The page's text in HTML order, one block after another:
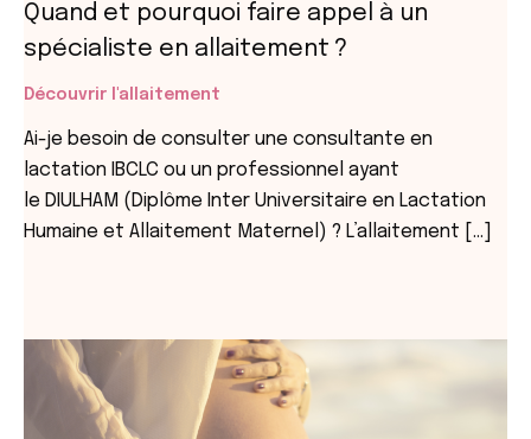
Quand et pourquoi faire appel à un
spécialiste en allaitement ?
Découvrir l'allaitement
Ai-je besoin de consulter une consultante en
lactation IBCLC ou un professionnel ayant
le DIULHAM (Diplôme Inter Universitaire en Lactation
Humaine et Allaitement Maternel) ? L’allaitement […]